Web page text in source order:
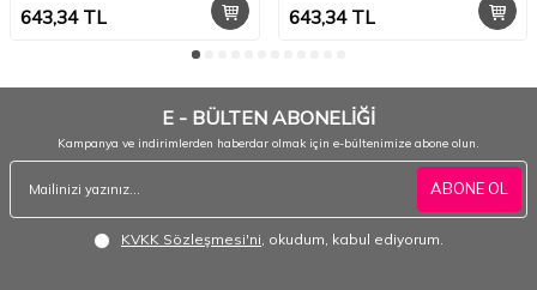
643,34TL 643,34TL
E - BÜLTEN ABONELİĞİ
Kampanya ve indirimlerden haberdar olmak için e-bültenimize abone olun.
ABONE OL
KVKK Sözleşmesi'ni , okudum, kabul ediyorum.